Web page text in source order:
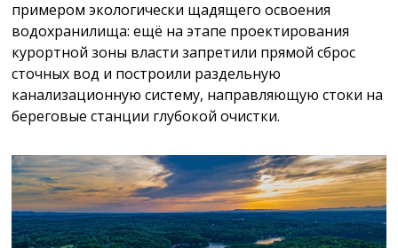
примером экологически щадящего освоения
водохранилища: ещё на этапе проектирования
курортной зоны власти запретили прямой сброс
сточных вод и построили раздельную
канализационную систему, направляющую стоки на
береговые станции глубокой очистки.